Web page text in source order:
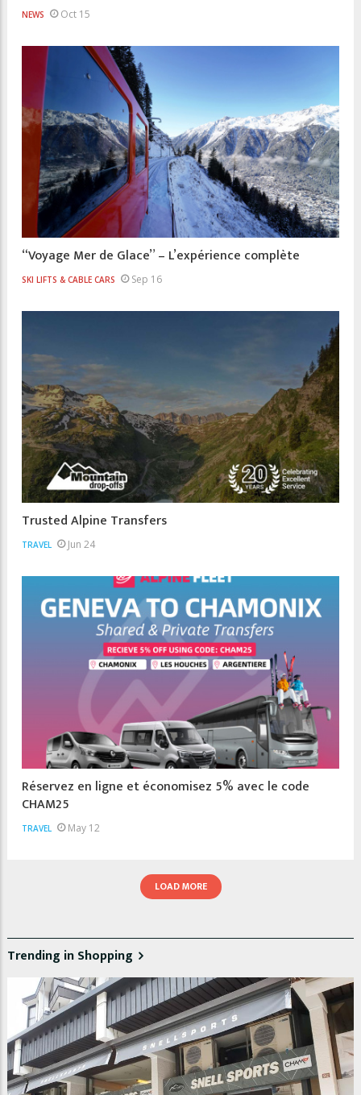
NEWS Oct 15
“Voyage Mer de Glace” – L’expérience complète
SKI LIFTS & CABLE CARS Sep 16
Trusted Alpine Transfers
TRAVEL Jun 24
Réservez en ligne et économisez 5% avec le code
CHAM25
TRAVEL May 12
LOAD MORE
Trending in Shopping